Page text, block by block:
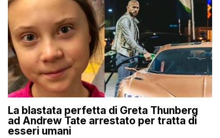
La blastata perfetta di Greta Thunberg
ad Andrew Tate arrestato per tratta di
esseri umani